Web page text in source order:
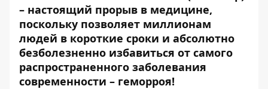
– настоящий прорыв в медицине,
поскольку позволяет миллионам
людей в короткие сроки и абсолютно
безболезненно избавиться от самого
распространенного заболевания
современности – геморроя!